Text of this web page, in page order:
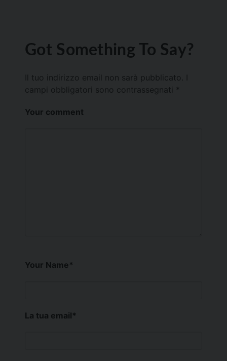
Got Something To Say?
Il tuo indirizzo email non sarà pubblicato.
campi obbligatori sono contrassegnati *
Your comment
Your Name*
La tua email*